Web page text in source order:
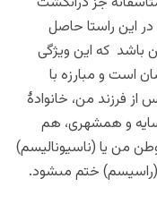
این راستا حاصل
باشد که این ویژگی
است و مبارزه با
فرزند من، خانوادۀ
و همشهرى، هم‏
من یا (ناسیونالیسم)
(راسیسم) ختم مى‏شود.